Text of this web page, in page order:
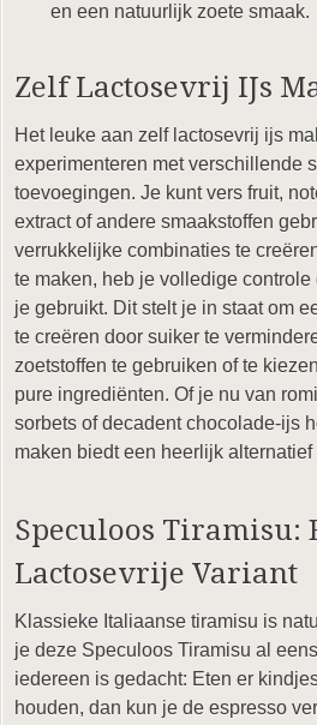
en een natuurlijk zoete smaak.
Zelf Lactosevrij IJs
Het leuke aan zelf lactosevrij ijs
experimenteren met verschillende
toevoegingen. Je kunt vers fruit,
extract of andere smaakstoffen
verrukkelijke combinaties te
te maken, heb je volledige
je gebruikt. Dit stelt je in staat om
te creëren door suiker te
zoetstoffen te gebruiken of te
pure ingrediënten. Of je nu van
sorbets of decadent chocolade-ijs
maken biedt een heerlijk
Speculoos Tiramisu:
Lactosevrije Variant
Klassieke Italiaanse tiramisu is
je deze Speculoos Tiramisu al
iedereen is gedacht: Eten er
houden, dan kun je de espresso